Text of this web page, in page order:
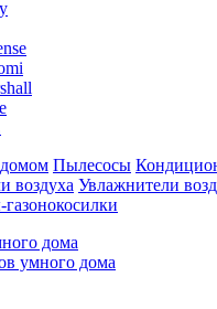
Пылесосы
воздуха Увлажнители
дома
умного дома